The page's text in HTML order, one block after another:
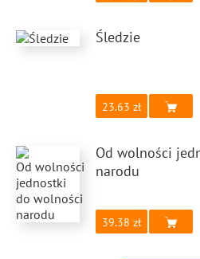
Śledzie
23.63
Od wolności
narodu
39.38